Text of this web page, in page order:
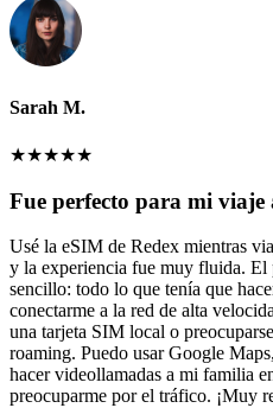
Sarah M.
★★★★★
Fue perfecto para mi viaje
Usé la eSIM de Redex mientras
y la experiencia fue muy fluida. El
sencillo: todo lo que tenía que
conectarme a la red de alta
una tarjeta SIM local o
roaming. Puedo usar Google
hacer videollamadas a mi familia
preocuparme por el tráfico. ¡Muy